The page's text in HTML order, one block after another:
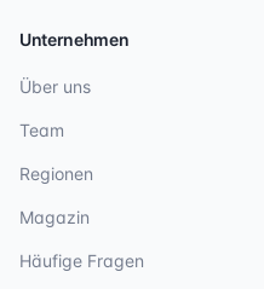
Unternehmen
Über uns
Team
Regionen
Magazin
Häufige Fragen